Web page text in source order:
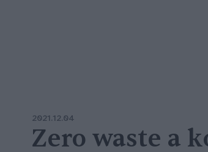
2021.12.04
Zero waste a